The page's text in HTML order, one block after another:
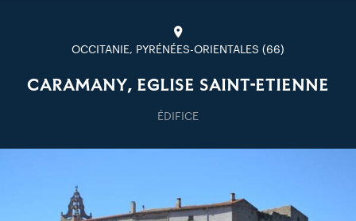
OCCITANIE, PYRÉNÉES-ORIENTALES (66)
CARAMANY, EGLISE SAINT-ETIENNE
ÉDIFICE